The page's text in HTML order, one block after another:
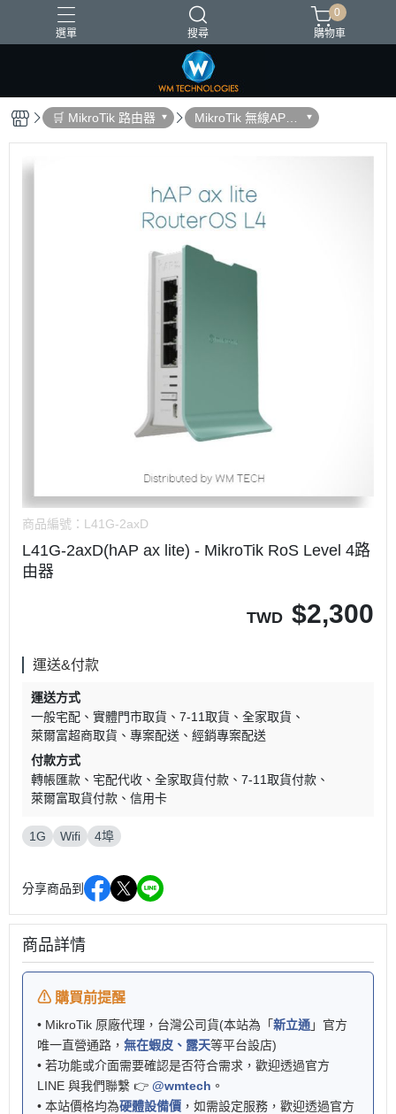
選單 搜尋
台灣製造
0
購物車
🛒 MikroTik 路由器
MikroTik 無線AP路
由器
商品編號： L41G-2axD
L41G-2axD(hAP ax lite) - MikroTik RoS Level 4路
由器
TWD $2,300
運送&付款
運送方式
一般宅配
實體門市取貨 7-11取貨
全家取貨
萊爾富超商取貨
專案配送
經銷專案配送
付款方式
轉帳匯款
宅配代收 全家取貨付款
7-11取貨付款
萊爾富取貨付款
信用卡
1G Wifi 4埠
分享商品到
商品詳情
⚠ 購買前提醒
• MikroTik 原廠代理，台灣公司貨(本站為「新立通」官方
唯一直營通路， 無在蝦皮、露天等平台設店)
• 若功能或介面需要確認是否符合需求，歡迎透過官方
LINE 與我們聯繫 👉 @wmtech 。
• 本站價格均為硬體設備價 ，如需設定服務，歡迎透過官方